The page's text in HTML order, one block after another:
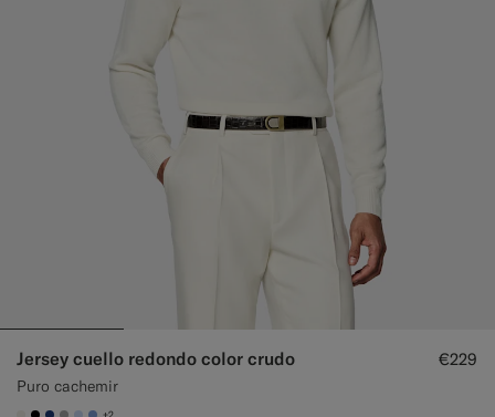
Jersey cuello redondo color crudo
Puro cachemir
€229
+2